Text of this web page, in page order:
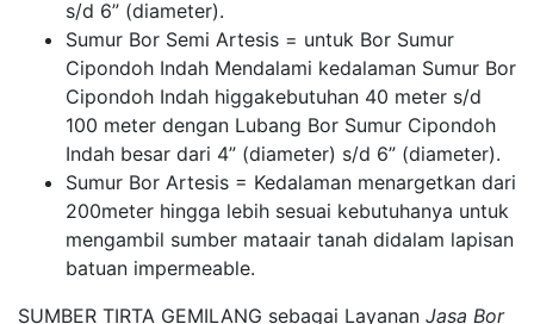
s/d 6” (diameter).
Sumur Bor Semi Artesis = untuk Bor Sumur
Cipondoh Indah Mendalami kedalaman Sumur Bor
Cipondoh Indah higgakebutuhan 40 meter s/d
100 meter dengan Lubang Bor Sumur Cipondoh
Indah besar dari 4” (diameter) s/d 6” (diameter).
Sumur Bor Artesis = Kedalaman menargetkan dari
200meter hingga lebih sesuai kebutuhanya untuk
mengambil sumber mataair tanah didalam lapisan
batuan impermeable.
SUMBER TIRTA GEMILANG sebagai Layanan Jasa Bor